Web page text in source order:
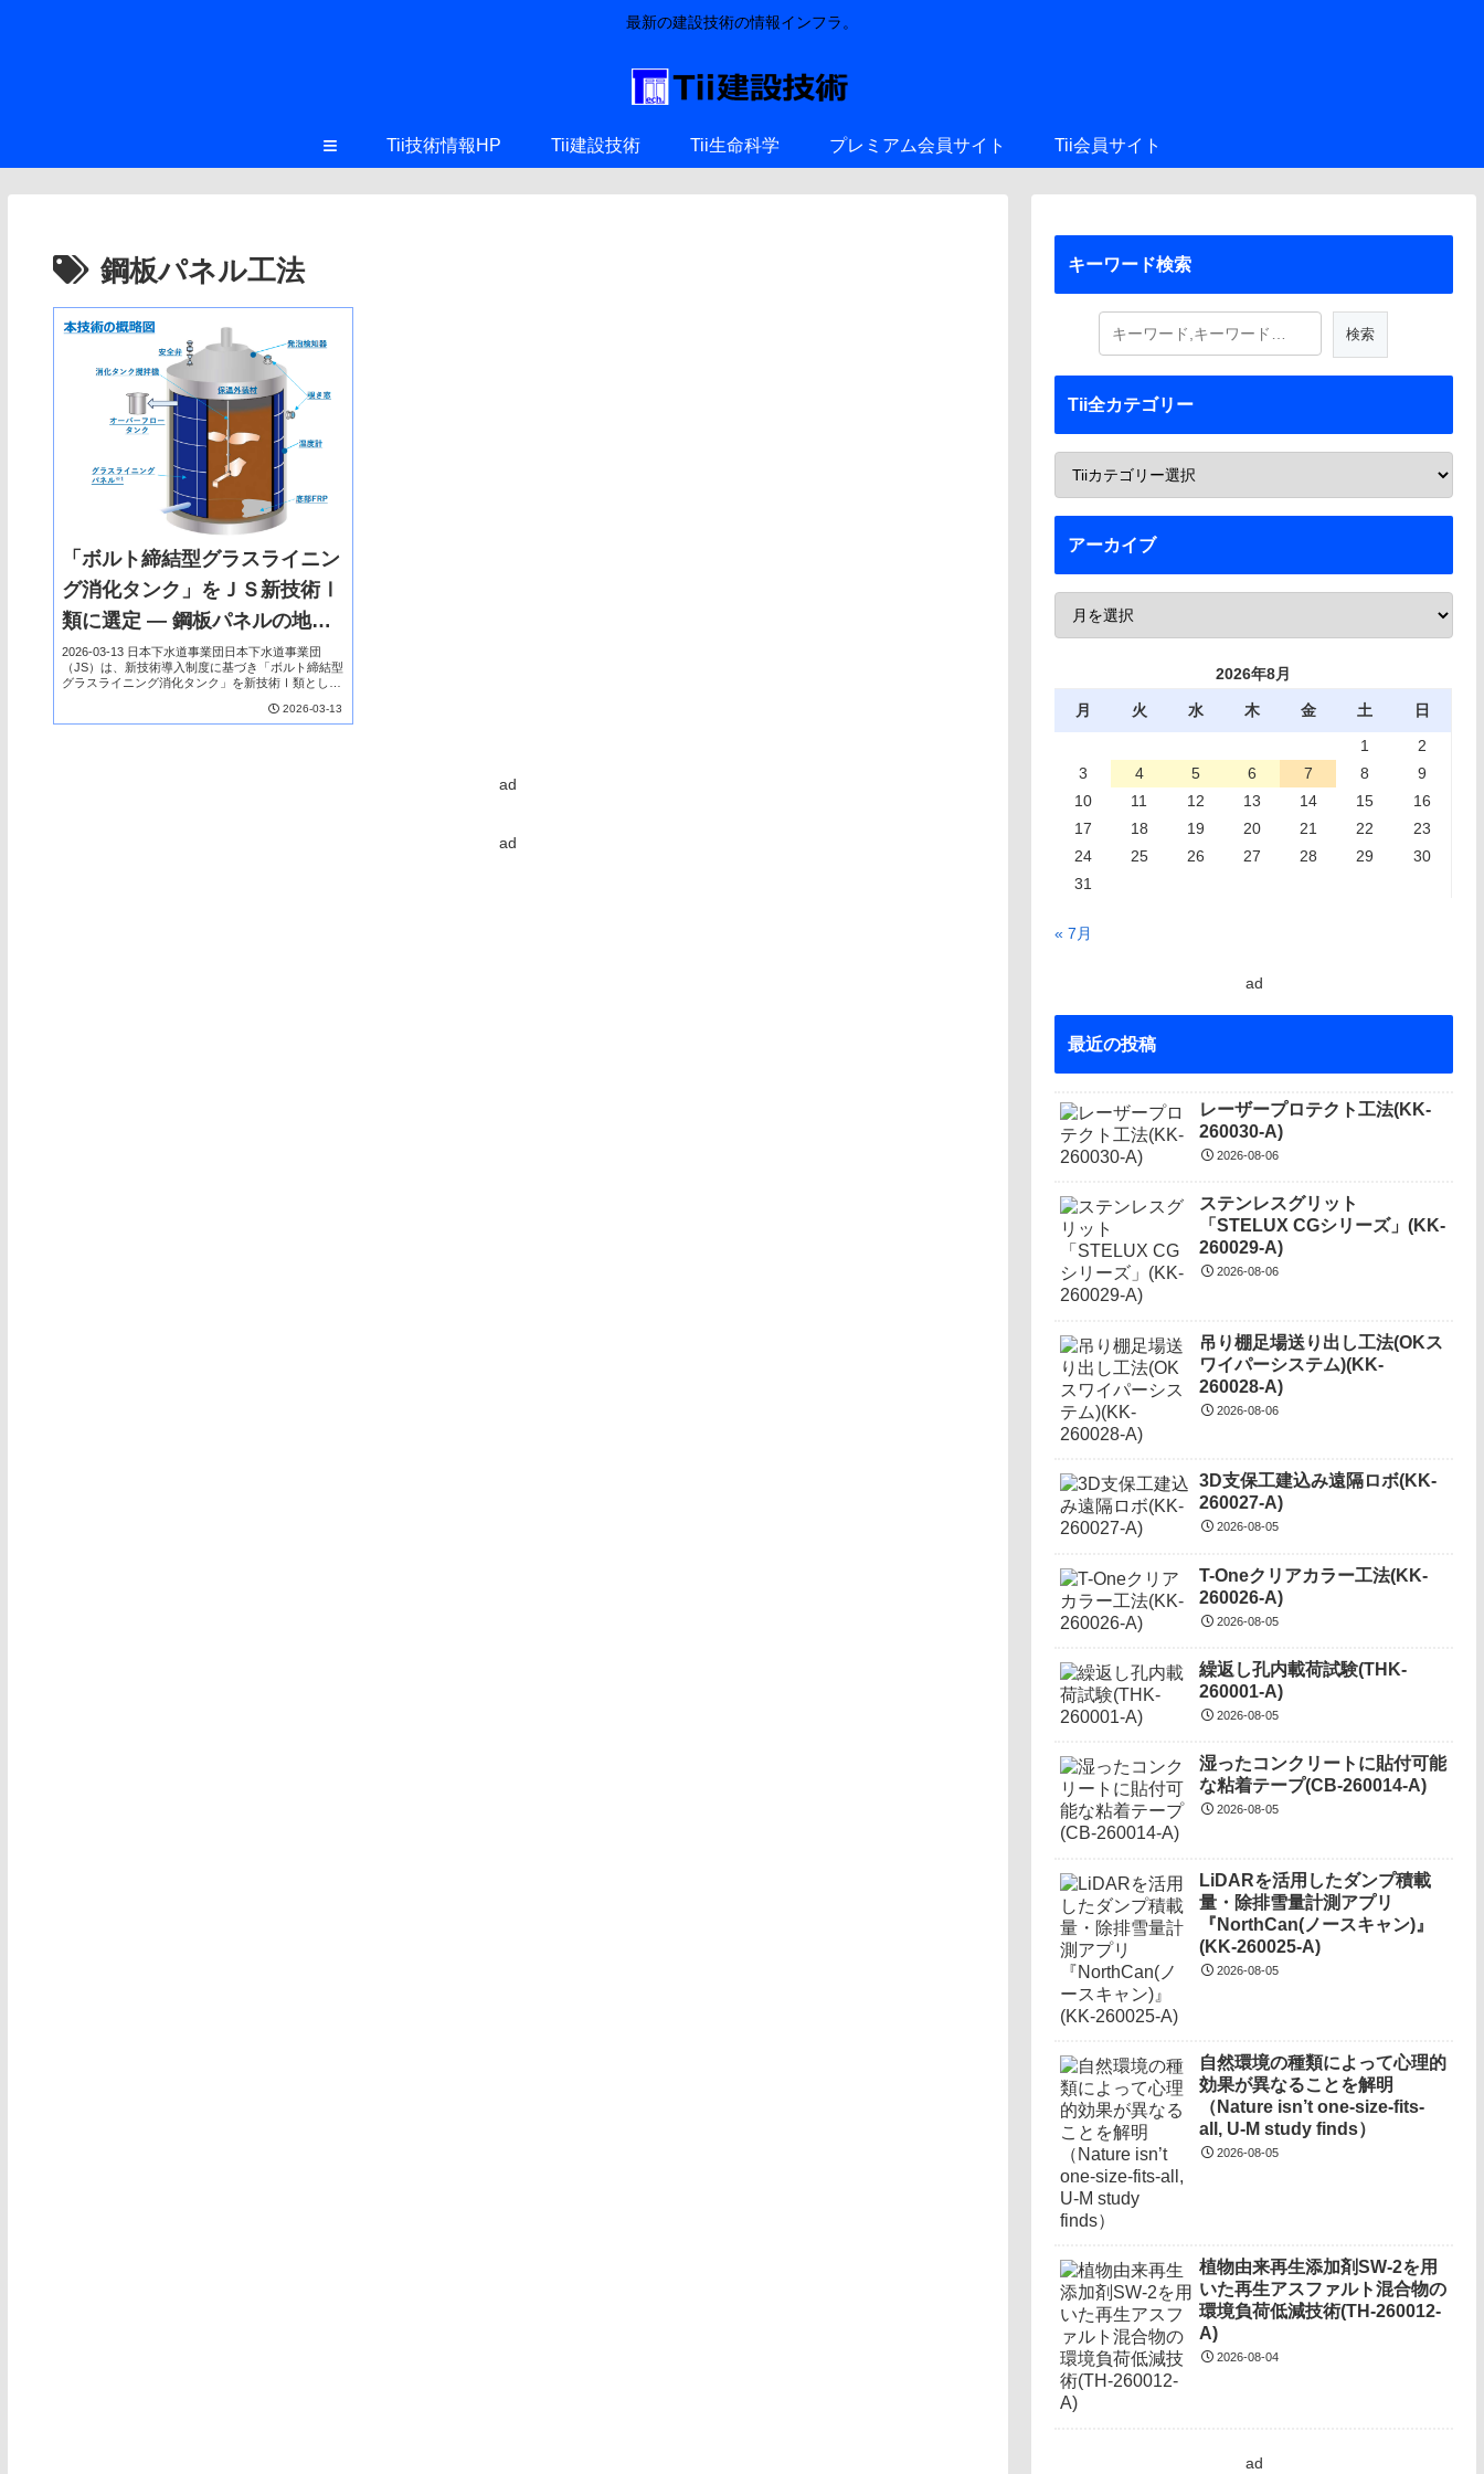
最新の建設技術の情報インフラ。
≡ Tii技術情報HP Tii建設技術 Tii生命科学 プレミアム会員サイト Tii会員サイト
鋼板パネル工法
「ボルト締結型グラスライニン
グ消化タンク」をＪＳ新技術Ⅰ
類に選定 ― 鋼板パネルの地上
組立工法で、建設・維持管理の
省力化とLCC削減を実現 ―
2026-03-13 日本下水道事業団日本下水道事業団
（JS）は、新技術導入制度に基づき「ボルト締結型
グラスライニング消化タンク」を新技術Ⅰ類として
地上で組み立てる工法を採用し、足場を必要とし
な...
2026-03-13
ad
ad
キーワード検索
Tii全カテゴリー
アーカイブ
2026年8月
月 火 水 木 金 土
日
1
2
3
4 5 6 7 8
9
10
11 12 13 14 15
16
17
18 19 20 21 22
23
24
25 26 27 28 29
30
31
« 7月
ad
最近の投稿
レーザープロテクト⼯法(KK-
260030-A)
2026-08-06
ステンレスグリット
「STELUX CGシリーズ」(KK-
260029-A)
2026-08-06
吊り棚足場送り出し工法(OKス
ワイパーシステム)(KK-
260028-A)
2026-08-06
3D支保工建込み遠隔ロボ(KK-
260027-A)
2026-08-05
T-Oneクリアカラー工法(KK-
260026-A)
2026-08-05
繰返し孔内載荷試験(THK-
260001-A)
2026-08-05
湿ったコンクリートに貼付可能
な粘着テープ(CB-260014-A)
2026-08-05
LiDARを活用したダンプ積載
量・除排雪量計測アプリ
『NorthCan(ノースキャン)』
(KK-260025-A)
2026-08-05
自然環境の種類によって心理的
効果が異なることを解明
（Nature isn’t one-size-fits-
all, U-M study finds）
2026-08-05
植物由来再生添加剤SW-2を用
いた再生アスファルト混合物の
環境負荷低減技術(TH-260012-
A)
2026-08-04
ad